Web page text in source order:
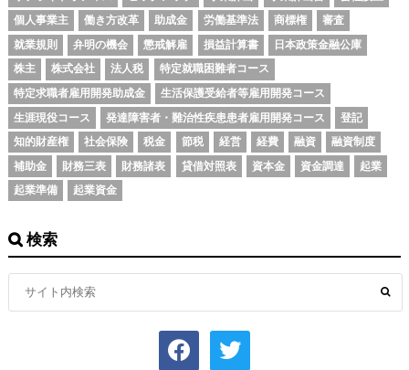
個人事業主
働き方改革 助成金 労働基準法 商標権
審査
就業規則
弁明の機会 懲戒解雇 損益計算書
日本政策金融公庫
株主
株式会社 法人税
特定就職困難者コース
特定求職者雇用開発助成金
生活保護受給者等雇用開発コース
生涯現役コース
発達障害者・難治性疾患患者雇用開発コース
登記
知的財産権
社会保険 税金 節税 経営 経費 融資
融資制度
補助金
財務三表 財務諸表 貸借対照表 資本金 資金調達
起業
起業準備
起業資金
検索
facebook twitter